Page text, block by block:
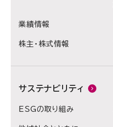
業績情報
株主・株式情報
サステナビリティ
ESGの取り組み